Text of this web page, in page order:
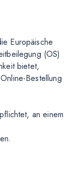
Europäische
(OS)
bietet,
Bestellung
an einem